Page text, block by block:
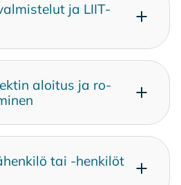
ja LIIT­
aloi­tus ja ro­
tai -hen­ki­löt